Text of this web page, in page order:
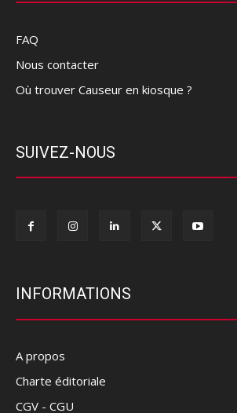
FAQ
Nous contacter
Où trouver Causeur en kiosque ?
SUIVEZ-NOUS
INFORMATIONS
A propos
Charte éditoriale
CGV - CGU